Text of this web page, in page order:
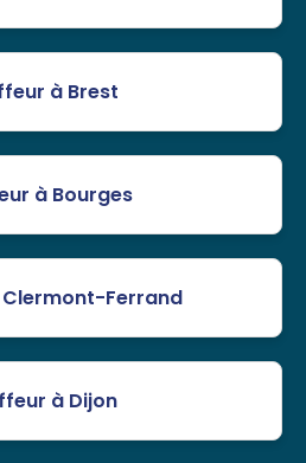
à Brest
à Bourges
Ferrand
à Dijon